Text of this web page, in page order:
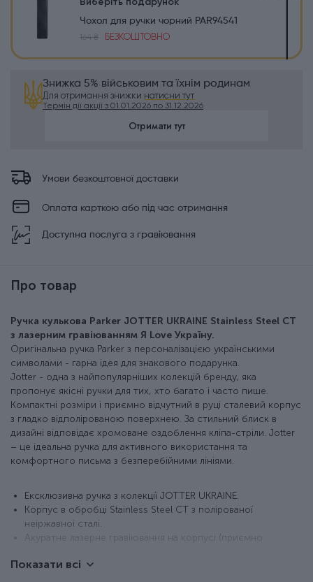
Чохол для ручки чорний PAR94541
164 ₴
БЕЗКОШТОВНО
Знижка 5% військовим та їхнім родинам
Для отримання знижки натисни тут
Термін дії акції з 01.01.2026 по 31.12.2026
Отримати тут
Умови безкоштовної доставки
Оплата карткою або під час отримання
Доступна послуга з гравіювання
Про товар
Ручка кулькова Parker JOTTER UKRAINE Stainless Steel CT
з лазерним гравіюванням Я Love Україну.
Оригінальна ручка Parker з персоналізацією українськими
символами - гарна ідея для знакового подарунка.
Jotter - одна з найпопулярніших колекцій бренду, яка
пропонує якісні ручки для тих, хто багато і часто пише.
Компактні розміри і приємно відчутний в руці сталевий корпус
з гладко відполірованою поверхнею. За стильний блиск в
дизайні відповідає хромоване оздоблення кліпа-стріли. Jotter
– це ідеальна ручка для активного використання та
комфортного письма з безперебійними лініями.
Ексклюзивна ручка з колекції JOTTER UKRAINE.
Корпус в обробці Stainless Steel CT з полірованої
неіржавної сталі.
Акуратне лазерне гравіювання на корпусі (приємно
Хромований затискач у формі стріли.
Показати всі